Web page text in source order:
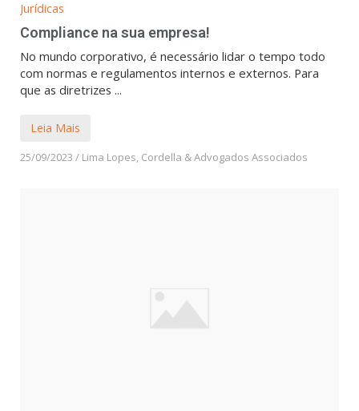
Jurídicas
Compliance na sua empresa!
No mundo corporativo, é necessário lidar o tempo todo
com normas e regulamentos internos e externos. Para
que as diretrizes ...
Leia Mais
25/09/2023 / Lima Lopes, Cordella & Advogados Associados